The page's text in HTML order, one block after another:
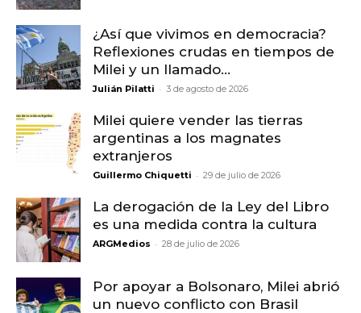
¿Así que vivimos en democracia?
Reflexiones crudas en tiempos de
Milei y un llamado...
Julián Pilatti - 3 de agosto de 2026
Milei quiere vender las tierras
argentinas a los magnates
extranjeros
Guillermo Chiquetti - 29 de julio de 2026
La derogación de la Ley del Libro
es una medida contra la cultura
ARGMedios - 28 de julio de 2026
Por apoyar a Bolsonaro, Milei abrió
un nuevo conflicto con Brasil